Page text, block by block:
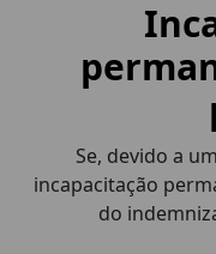
Se, devido a
incapacitação
do